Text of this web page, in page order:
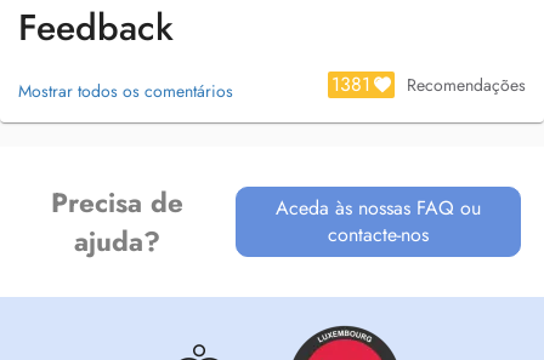
Feedback
Mostrar todos os comentários 1381 Recomendações
Precisa de
ajuda?
Aceda às nossas FAQ ou
contacte-nos